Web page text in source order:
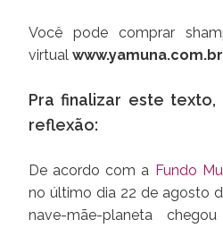
Você pode comprar
virtual www.yamuna.com.br
Pra finalizar este
reflexão:
De acordo com a Fundo
no último dia 22 de agosto
nave-mãe-planeta